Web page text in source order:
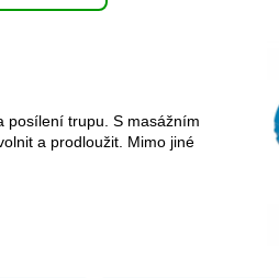
posílení trupu. S masážním
a prodloužit. Mimo jiné